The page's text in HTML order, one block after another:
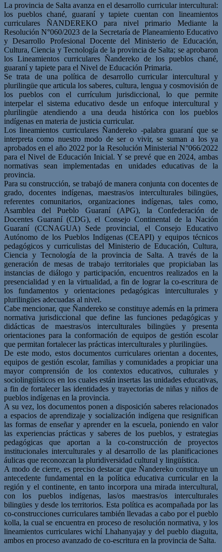
La provincia de Salta avanza en el desarrollo curricular intercultural:
los pueblos chané, guaraní y tapiete cuentan con lineamientos
curriculares ÑANDEREKO para nivel primario Mediante la
Resolución N°060/2023 de la Secretaría de Planeamiento Educativo
y Desarrollo Profesional Docente del Ministerio de Educación,
Cultura, Ciencia y Tecnología de la provincia de Salta; se aprobaron
los Lineamientos curriculares Ñandereko de los pueblos chané,
guaraní y tapiete para el Nivel de Educación Primaria.
Se trata de una política de desarrollo curricular intercultural y
plurilingüe que articula los saberes, cultura, lengua y cosmovisión de
los pueblos con el currículum jurisdiccional, lo que permite
interpelar el sistema educativo desde un enfoque intercultural y
plurilingüe atendiendo a una deuda histórica con los pueblos
indígenas en materia de justicia curricular.
Los lineamientos curriculares Ñandereko -palabra guaraní que se
interpreta como nuestro modo de ser o vivir, se suman a los ya
aprobados en el año 2022 por la Resolución Ministerial N°066/2022
para el Nivel de Educación Inicial. Y se prevé que en 2024, ambas
normativas sean implementadas en unidades educativas de la
provincia.
Para su construcción, se trabajó de manera conjunta con docentes de
grado, docentes indígenas, maestras/os interculturales bilingües,
referentes comunitarios, organizaciones indígenas, tales como,
Asamblea del Pueblo Guaraní (APG), la Confederación de
Docentes Guaraní (CDG), el Consejo Continental de la Nación
Guaraní (CCNAGUA) Sede provincial, el Consejo Educativo
Autónomo de los Pueblos Indígenas (CEAPI) y equipos técnicos
pedagógicos y curriculistas del Ministerio de Educación, Cultura,
Ciencia y Tecnología de la provincia de Salta. A través de la
generación de mesas de trabajo territoriales que propiciaban las
instancias de diálogo y participación, encuentros realizados en la
presencialidad y en la virtualidad, a fin de lograr la co-escritura de
los fundamentos y orientaciones pedagógicas interculturales y
plurilingües adecuadas al nivel.
Cabe mencionar, que Ñandereko se constituye además en la primera
normativa jurisdiccional que define las funciones pedagógicas y
didácticas de maestras/os interculturales bilingües y presenta
orientaciones para la conformación de equipos de gestión escolar
que permitan fortalecer las prácticas interculturales y plurilingües.
De este modo, estos documentos curriculares orientan a docentes,
equipos de gestión escolar, familias y comunidades a propiciar una
mayor comprensión de los contextos educativos, culturales y
sociolingüísticos en los cuales están insertas las unidades educativas,
a fin de fortalecer las identidades y trayectorias de niñas y niños de
pueblos indígenas en la provincia.
A su vez, los documentos ponen a disposición saberes relacionados
a espacios de aprendizaje y socialización indígena que resignifican
las formas de enseñar y aprender en la escuela, poniendo en valor
las experiencias prácticas y saberes de los pueblos, y estrategias
pedagógicas que aportan a la co-construcción de proyectos
institucionales interculturales y al desarrollo de las planificaciones
áulicas que reconozcan la pluridiversidad cultural y lingüística.
A modo de cierre, es preciso destacar que Ñandereko constituye un
antecedente fundamental en la política educativa curricular en la
región y el continente, en tanto incorpora una mirada intercultural,
con los pueblos indígenas, las/os maestras/os interculturales
bilingües y desde los territorios. Esta política es acompañada por las
co-construcciones curriculares también llevadas a cabo por el pueblo
kolla, la cual se encuentra en proceso de resolución normativa, y los
lineamientos curriculares wichí Lhahanyajay y del pueblo diaguita,
ambos en proceso avanzado de co-escritura en la provincia de Salta.